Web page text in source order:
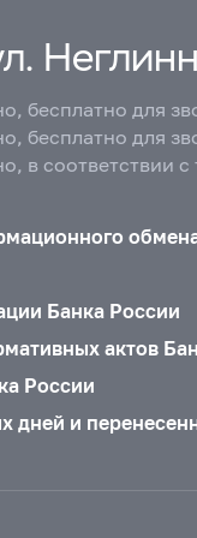
бесплатно для
бесплатно для
в соответствии
Банка России
актов
России
дней и